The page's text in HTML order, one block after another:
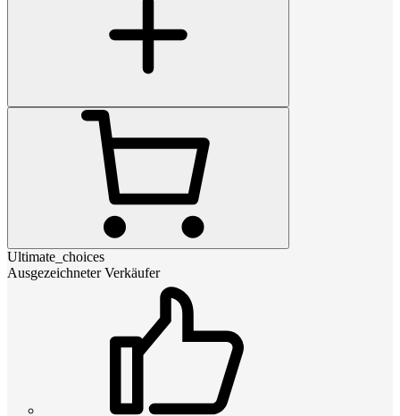
Ultimate_choices
Ausgezeichneter Verkäufer